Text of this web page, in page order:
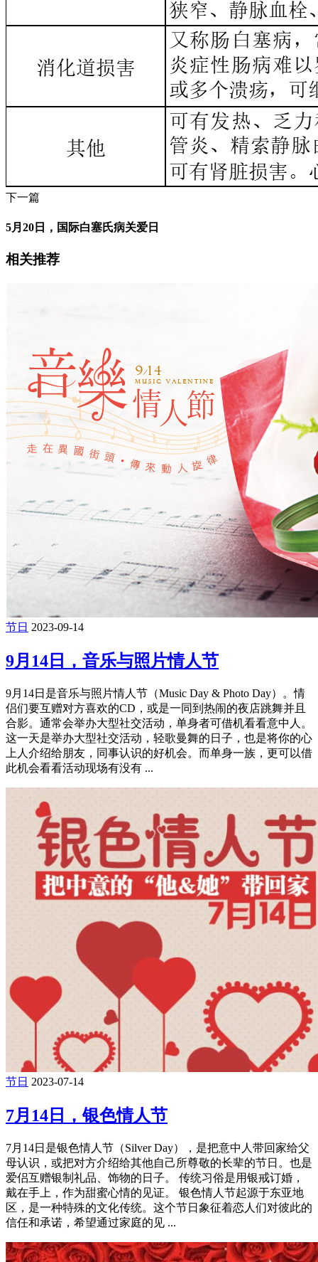
下一篇
5月20日，国际白塞氏病关爱日
相关推荐
节日 2023-09-14
9月14日，音乐与照片情人节
9月14日是音乐与照片情人节（Music Day & Photo Day）。情
侣们要互赠对方喜欢的CD，或是一同到热闹的夜店跳舞并且
合影。通常会举办大型社交活动，单身者可借机看看意中人。
这一天是举办大型社交活动，轻歌曼舞的日子，也是将你的心
上人介绍给朋友，同事认识的好机会。而单身一族，更可以借
此机会看看活动现场有没有 ...
节日 2023-07-14
7月14日，银色情人节
7月14日是银色情人节（Silver Day），是把意中人带回家给父
母认识，或把对方介绍给其他自己所尊敬的长辈的节日。也是
爱侣互赠银制礼品、饰物的日子。 传统习俗是用银戒订婚，
戴在手上，作为甜蜜心情的见证。 银色情人节起源于东亚地
区，是一种特殊的文化传统。这个节日象征着恋人们对彼此的
信任和承诺，希望通过家庭的见 ...